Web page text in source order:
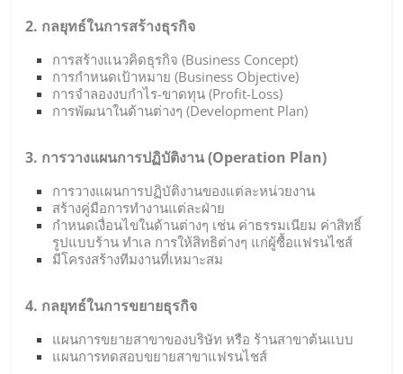
2. กลยุทธ์ในการสร้างธุรกิจ
การสร้างแนวคิดธุรกิจ (Business Concept)
การกำหนดเป้าหมาย (Business Objective)
การจำลองงบกำไร-ขาดทุน (Profit-Loss)
การพัฒนาในด้านต่างๆ (Development Plan)
3. การวางแผนการปฏิบัติงาน (Operation Plan)
การวางแผนการปฏิบัติงานของแต่ละหน่วยงาน
สร้างคู่มือการทำงานแต่ละฝ่าย
กำหนดเงื่อนไขในด้านต่างๆ เช่น ค่าธรรมเนียม ค่าสิทธิ์
รูปแบบร้าน ทำเล การให้สิทธิต่างๆ แก่ผู้ซื้อแฟรนไชส์
มีโครงสร้างทีมงานที่เหมาะสม
4. กลยุทธ์ในการขยายธุรกิจ
แผนการขยายสาขาของบริษัท หรือ ร้านสาขาต้นแบบ
แผนการทดสอบขยายสาขาแฟรนไชส์